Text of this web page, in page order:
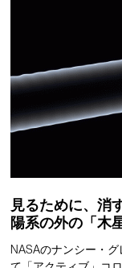
見るために、
陽系の外の「木星
NASAのナンシー・